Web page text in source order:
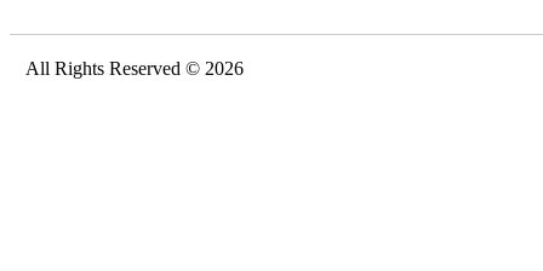
All Rights Reserved © 2026